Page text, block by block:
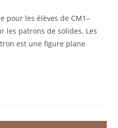
pour les élèves de CM1–
les patrons de solides. Les
est une figure plane